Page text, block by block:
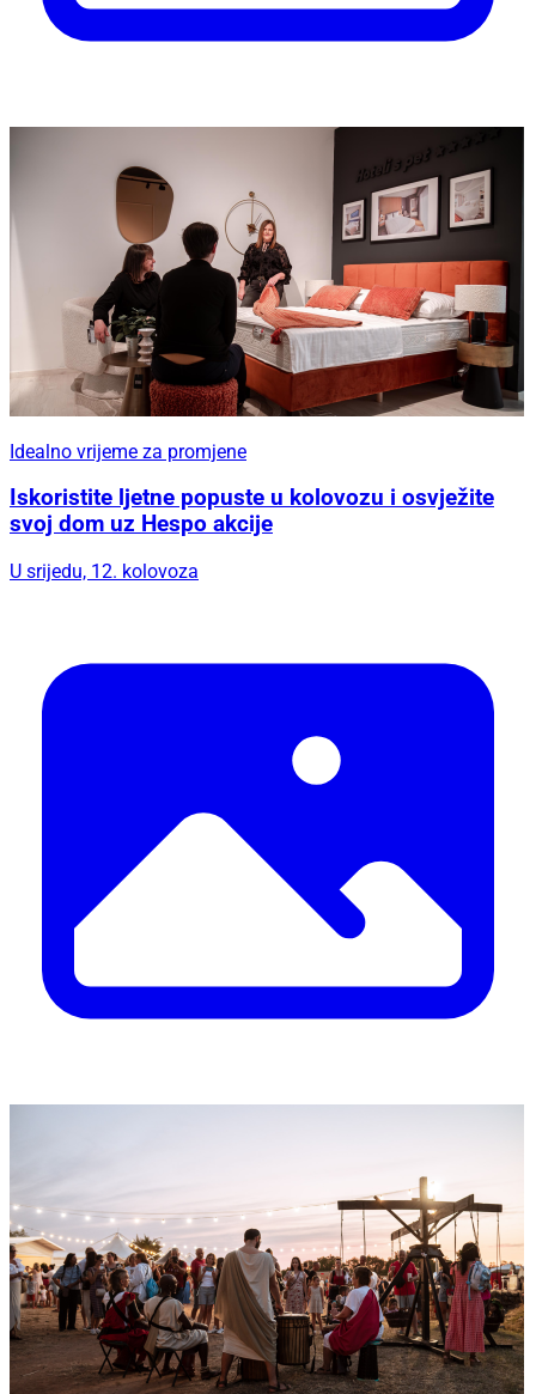
Idealno vrijeme za promjene
Iskoristite ljetne popuste u kolovozu i osvježite
svoj dom uz Hespo akcije
U srijedu, 12. kolovoza